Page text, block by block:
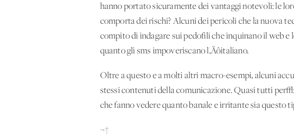
hanno portato sicuramente dei vantaggi notevoli: le
comporta dei rischi? Alcuni dei pericoli che la nuova
compito di indagare sui pedofili che inquinano il web
quanto gli sms impoveriscano l‚Äôitaliano.
Oltre a questo e a molti altri macro-esempi, alcuni
stessi contenuti della comunicazione. Quasi tutti
che fanno vedere quanto banale e irritante sia questo
¬†